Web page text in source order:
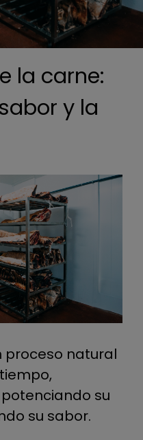
la carne:
y la
proceso natural
su
su sabor.